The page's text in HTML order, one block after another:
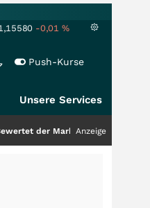
-0,01 %
Push-Kurse
Unsere Services
noch immer nur die Hälfte
Anzeige